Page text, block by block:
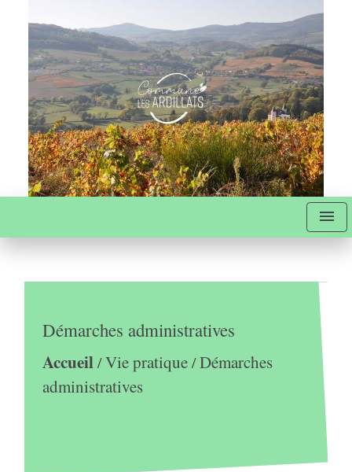
menu
Démarches administratives
Accueil/Vie pratique/Démarches
administratives